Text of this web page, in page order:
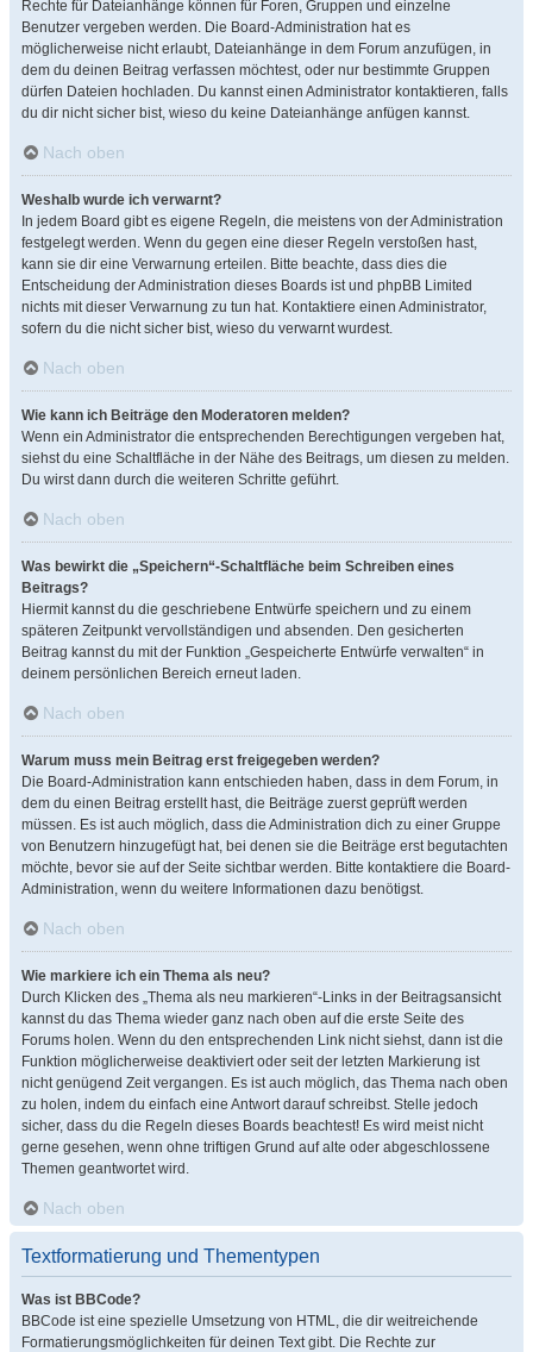
Rechte für Dateianhänge können für Foren, Gruppen und einzelne
Benutzer vergeben werden. Die Board-Administration hat es
möglicherweise nicht erlaubt, Dateianhänge in dem Forum anzufügen, in
dem du deinen Beitrag verfassen möchtest, oder nur bestimmte Gruppen
dürfen Dateien hochladen. Du kannst einen Administrator kontaktieren, falls
du dir nicht sicher bist, wieso du keine Dateianhänge anfügen kannst.
Nach oben
Weshalb wurde ich verwarnt?
In jedem Board gibt es eigene Regeln, die meistens von der Administration
festgelegt werden. Wenn du gegen eine dieser Regeln verstoßen hast,
kann sie dir eine Verwarnung erteilen. Bitte beachte, dass dies die
Entscheidung der Administration dieses Boards ist und phpBB Limited
nichts mit dieser Verwarnung zu tun hat. Kontaktiere einen Administrator,
sofern du die nicht sicher bist, wieso du verwarnt wurdest.
Nach oben
Wie kann ich Beiträge den Moderatoren melden?
Wenn ein Administrator die entsprechenden Berechtigungen vergeben hat,
siehst du eine Schaltfläche in der Nähe des Beitrags, um diesen zu melden.
Du wirst dann durch die weiteren Schritte geführt.
Nach oben
Was bewirkt die „Speichern“-Schaltfläche beim Schreiben eines
Beitrags?
Hiermit kannst du die geschriebene Entwürfe speichern und zu einem
späteren Zeitpunkt vervollständigen und absenden. Den gesicherten
Beitrag kannst du mit der Funktion „Gespeicherte Entwürfe verwalten“ in
deinem persönlichen Bereich erneut laden.
Nach oben
Warum muss mein Beitrag erst freigegeben werden?
Die Board-Administration kann entschieden haben, dass in dem Forum, in
dem du einen Beitrag erstellt hast, die Beiträge zuerst geprüft werden
müssen. Es ist auch möglich, dass die Administration dich zu einer Gruppe
von Benutzern hinzugefügt hat, bei denen sie die Beiträge erst begutachten
möchte, bevor sie auf der Seite sichtbar werden. Bitte kontaktiere die Board-
Administration, wenn du weitere Informationen dazu benötigst.
Nach oben
Wie markiere ich ein Thema als neu?
Durch Klicken des „Thema als neu markieren“-Links in der Beitragsansicht
kannst du das Thema wieder ganz nach oben auf die erste Seite des
Forums holen. Wenn du den entsprechenden Link nicht siehst, dann ist die
Funktion möglicherweise deaktiviert oder seit der letzten Markierung ist
nicht genügend Zeit vergangen. Es ist auch möglich, das Thema nach oben
zu holen, indem du einfach eine Antwort darauf schreibst. Stelle jedoch
sicher, dass du die Regeln dieses Boards beachtest! Es wird meist nicht
gerne gesehen, wenn ohne triftigen Grund auf alte oder abgeschlossene
Themen geantwortet wird.
Nach oben
Textformatierung und Thementypen
Was ist BBCode?
BBCode ist eine spezielle Umsetzung von HTML, die dir weitreichende
Formatierungsmöglichkeiten für deinen Text gibt. Die Rechte zur